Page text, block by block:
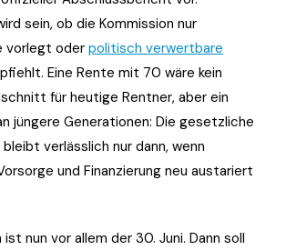
sein, ob die Kommission nur
vorlegt oder politisch verwertbare
Eine Rente mit 70 wäre kein
für heutige Rentner, aber ein
jüngere Generationen: Die gesetzliche
verlässlich nur dann, wenn
und Finanzierung neu austariert
nun vor allem der 30. Juni. Dann soll